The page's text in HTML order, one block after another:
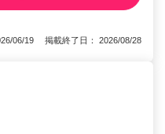
06/19 掲載終了日： 2026/08/28